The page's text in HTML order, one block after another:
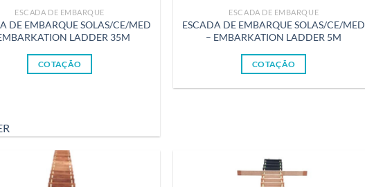
ESCADA DE EMBARQUE
DE EMBARQUE SOLAS/CE/MED
LADDER 35M
COTAÇÃO
ESCADA DE EMBARQUE
ESCADA DE EMBARQUE SOLAS/CE/MED
– EMBARKATION LADDER 5M
COTAÇÃO